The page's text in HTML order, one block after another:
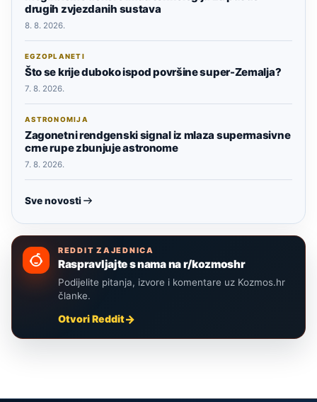
drugih zvjezdanih sustava
8. 8. 2026.
EGZOPLANETI
Što se krije duboko ispod površine super-Zemalja?
7. 8. 2026.
ASTRONOMIJA
Zagonetni rendgenski signal iz mlaza supermasivne
crne rupe zbunjuje astronome
7. 8. 2026.
Sve novosti
REDDIT ZAJEDNICA
Raspravljajte s nama na r/kozmoshr
Podijelite pitanja, izvore i komentare uz Kozmos.hr
članke.
Otvori Reddit